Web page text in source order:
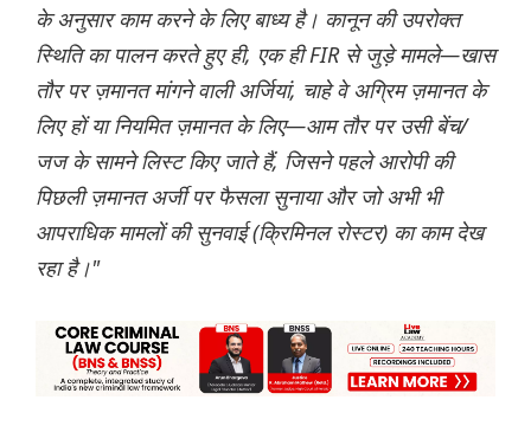
के अनुसार काम करने के लिए बाध्य है। कानून की उपरोक्त
स्थिति का पालन करते हुए ही, एक ही FIR से जुड़े मामले—खास
तौर पर ज़मानत मांगने वाली अर्जियां, चाहे वे अग्रिम ज़मानत के
लिए हों या नियमित ज़मानत के लिए—आम तौर पर उसी बेंच/
जज के सामने लिस्ट किए जाते हैं, जिसने पहले आरोपी की
पिछली ज़मानत अर्जी पर फैसला सुनाया और जो अभी भी
आपराधिक मामलों की सुनवाई (क्रिमिनल रोस्टर) का काम देख
रहा है।"